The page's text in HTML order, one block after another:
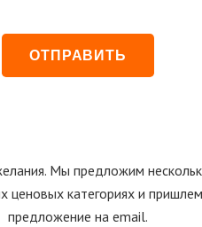
Мы предложим
ценовых категориях и
предложение на email.